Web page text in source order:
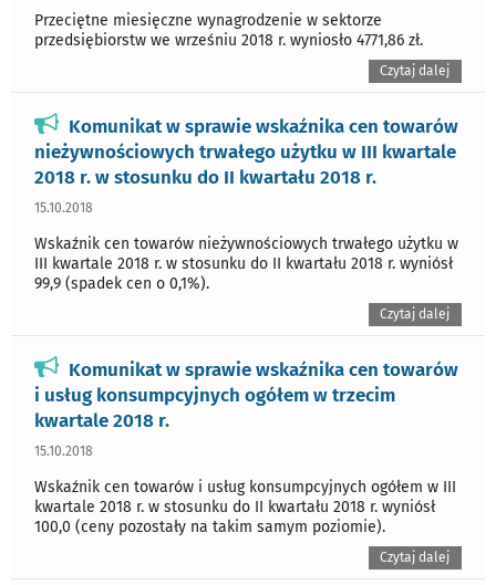
Przeciętne miesięczne wynagrodzenie w sektorze
przedsiębiorstw we wrześniu 2018 r. wyniosło 4771,86 zł.
Czytaj dalej
Komunikat w sprawie wskaźnika cen towarów
nieżywnościowych trwałego użytku w III kwartale
2018 r. w stosunku do II kwartału 2018 r.
15.10.2018
Wskaźnik cen towarów nieżywnościowych trwałego użytku w
III kwartale 2018 r. w stosunku do II kwartału 2018 r. wyniósł
99,9 (spadek cen o 0,1%).
Czytaj dalej
Komunikat w sprawie wskaźnika cen towarów
i usług konsumpcyjnych ogółem w trzecim
kwartale 2018 r.
15.10.2018
Wskaźnik cen towarów i usług konsumpcyjnych ogółem w III
kwartale 2018 r. w stosunku do II kwartału 2018 r. wyniósł
100,0 (ceny pozostały na takim samym poziomie).
Czytaj dalej